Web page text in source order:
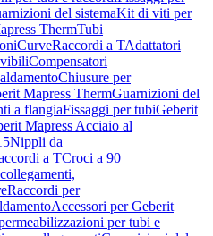
del sistemaKit di viti per
ThermTubi
CurveRaccordi a TAdattatori
Compensatori
Chiusure per
Mapress ThermGuarnizioni del
a flangiaFissaggi per tubiGeberit
Mapress Acciaio al
Nippli da
a TCroci a 90
Raccordi per
Accessori per Geberit
per tubi e